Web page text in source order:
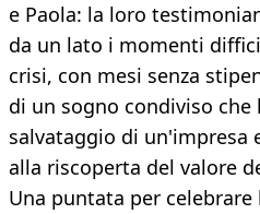
e Paola: la loro
da un lato i momenti
crisi, con mesi senza
di un sogno condiviso che
salvataggio di
alla riscoperta del valore
Una puntata per